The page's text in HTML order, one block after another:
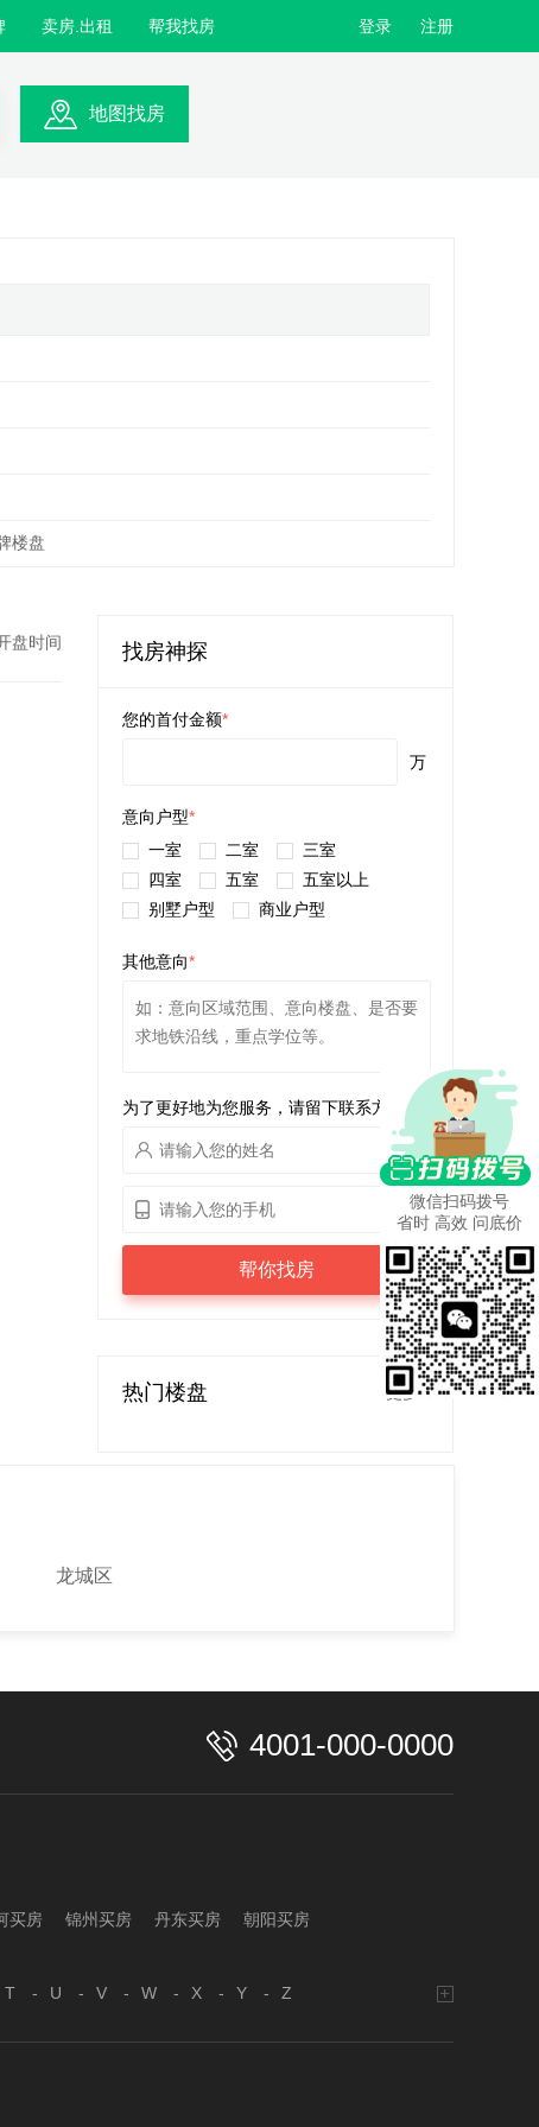
卖房.出租 帮我找房 登录 注册
地图找房
楼盘
盘时间 找房神探
您的首付金额*
万
意向户型*
一室
二室
三室
四室
五室
五室以上
别墅户型
商业户型
其他意向*
为了更好地为您服务，请留下联系方式
帮你找房
热门楼盘 更多>
龙城区
微信扫码拨号
省时 高效 问底价
4001-000-0000
买房 锦州买房 丹东买房
朝阳买房
T - U - V - W - X - Y - Z